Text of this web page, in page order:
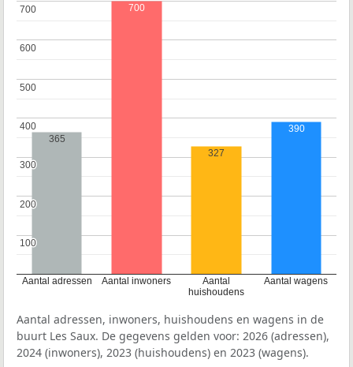
Aantal adressen Aantal inwoners
Aantal
huishoudens
Aantal wagens
100
100
200
200
300
300
400
400
500
500
600
600
700
700
365
700
327
390
Aantal adressen, inwoners, huishoudens en wagens in de
buurt Les Saux. De gegevens gelden voor: 2026 (adressen),
2024 (inwoners), 2023 (huishoudens) en 2023 (wagens).